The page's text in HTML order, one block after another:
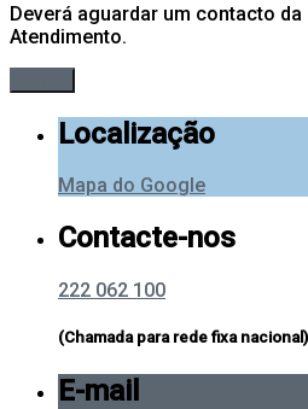
Deverá aguardar um contacto
Atendimento.
Localização
Mapa do Google
Contacte-nos
222 062 100
(Chamada para rede fixa nacional)
E-mail